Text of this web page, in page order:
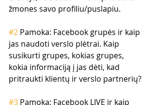
žmones savo profiliu/puslapiu.
#2 Pamoka: Facebook grupės ir kaip
jas naudoti verslo plėtrai. Kaip
susikurti grupes, kokias grupes,
kokia informaciją į jas dėti, kad
pritraukti klientų ir verslo partnerių?
#3 Pamoka: Facebook LIVE ir kaip